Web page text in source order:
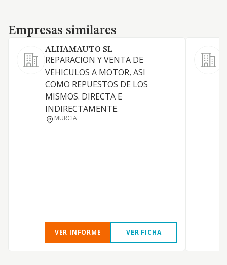
Empresas similares
Empresas similares
ALHAMAUTO SL
REPARACION Y VENTA DE
VEHICULOS A MOTOR, ASI
COMO REPUESTOS DE LOS
MISMOS. DIRECTA E
INDIRECTAMENTE.
MURCIA
VER INFORME VER FICHA